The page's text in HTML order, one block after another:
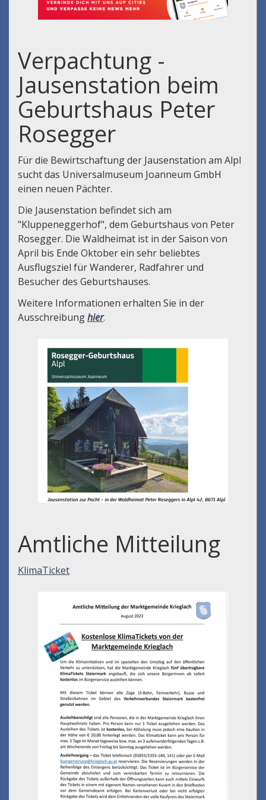
Verpachtung -
Jausenstation beim
Geburtshaus Peter
Rosegger
Für die Bewirtschaftung der Jausenstation am Alpl
sucht das Universalmuseum Joanneum GmbH
einen neuen Pächter.
Die Jausenstation befindet sich am
"Kluppeneggerhof", dem Geburtshaus von Peter
Rosegger. Die Waldheimat ist in der Saison von
April bis Ende Oktober ein sehr beliebtes
Ausflugsziel für Wanderer, Radfahrer und
Besucher des Geburtshauses.
Weitere Informationen erhalten Sie in der
Ausschreibunghier.
Amtliche Mitteilung
KlimaTicket